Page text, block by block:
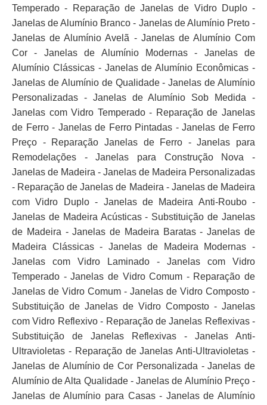
Temperado - Reparação de Janelas de Vidro Duplo -
Janelas de Alumínio Branco - Janelas de Alumínio Preto -
Janelas de Alumínio Avelã - Janelas de Alumínio Com
Cor - Janelas de Alumínio Modernas - Janelas de
Alumínio Clássicas - Janelas de Alumínio Econômicas -
Janelas de Alumínio de Qualidade - Janelas de Alumínio
Personalizadas - Janelas de Alumínio Sob Medida -
Janelas com Vidro Temperado - Reparação de Janelas
de Ferro - Janelas de Ferro Pintadas - Janelas de Ferro
Preço - Reparação Janelas de Ferro - Janelas para
Remodelações - Janelas para Construção Nova -
Janelas de Madeira - Janelas de Madeira Personalizadas
- Reparação de Janelas de Madeira - Janelas de Madeira
com Vidro Duplo - Janelas de Madeira Anti-Roubo -
Janelas de Madeira Acústicas - Substituição de Janelas
de Madeira - Janelas de Madeira Baratas - Janelas de
Madeira Clássicas - Janelas de Madeira Modernas -
Janelas com Vidro Laminado - Janelas com Vidro
Temperado - Janelas de Vidro Comum - Reparação de
Janelas de Vidro Comum - Janelas de Vidro Composto -
Substituição de Janelas de Vidro Composto - Janelas
com Vidro Reflexivo - Reparação de Janelas Reflexivas -
Substituição de Janelas Reflexivas - Janelas Anti-
Ultravioletas - Reparação de Janelas Anti-Ultravioletas -
Janelas de Alumínio de Cor Personalizada - Janelas de
Alumínio de Alta Qualidade - Janelas de Alumínio Preço -
Janelas de Alumínio para Casas - Janelas de Alumínio